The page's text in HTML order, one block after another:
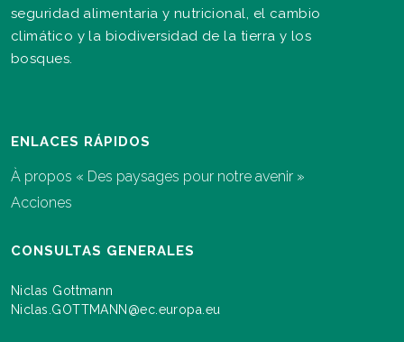
seguridad alimentaria y nutricional, el cambio
climático y la biodiversidad de la tierra y los
bosques.
ENLACES RÁPIDOS
À propos « Des paysages pour notre avenir »
Acciones
CONSULTAS GENERALES
Niclas Gottmann
Niclas.GOTTMANN@ec.europa.eu